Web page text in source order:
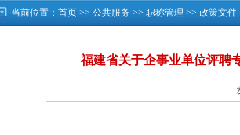
当前位置： 首页>> 公共服务>> 职称管理 >> 政策文件
福建省关于企事业单位评聘